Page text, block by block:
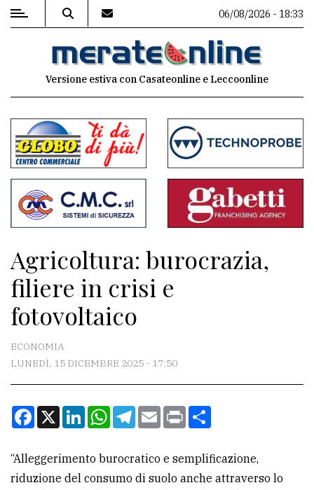
MENU
commenti
Contenuti
del
sito
Associazioni
Meteo
CONTATTI
Scrivici
Per
la
06/08/2026 - 18:33
Versione estiva con Casateonline e Leccoonline
Agricoltura: burocrazia,
filiere in crisi e
fotovoltaico
ECONOMIA
LUNEDÌ, 15 DICEMBRE 2025 - 17:50
Facebook
X LinkedInWhatsApp
Telegram
EmailPrint
“Alleggerimento burocratico e semplificazione,
riduzione del consumo di suolo anche attraverso lo